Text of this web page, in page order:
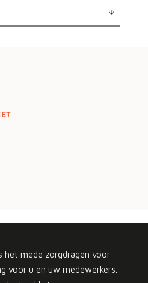
het mede zorgdragen voor
voor u en uw medewerkers.